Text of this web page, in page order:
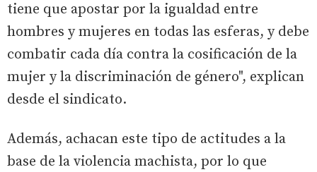
tiene que apostar por la igualdad entre
hombres y mujeres en todas las esferas, y debe
combatir cada día contra la cosificación de la
mujer y la discriminación de género", explican
desde el sindicato.
Además, achacan este tipo de actitudes a la
base de la violencia machista, por lo que